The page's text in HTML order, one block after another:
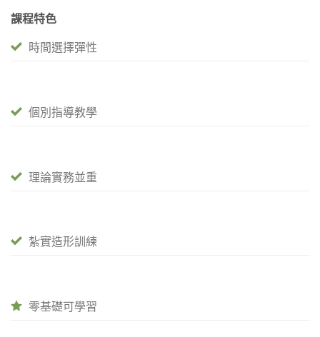
課程特色
時間選擇彈性
個別指導教學
理論實務並重
紮實造形訓練
零基礎可學習